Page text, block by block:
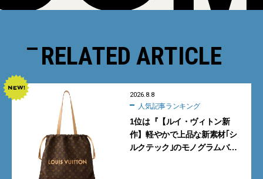
RELATED ARTICLE
2026.8.8
人気記事ランキング
1位は『【ルイ・ヴィトン新
作】軽やかで上品な新素材｢シ
ルクテック｣のモノグラムバッ